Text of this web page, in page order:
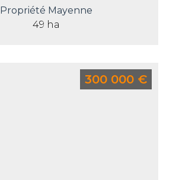
Propriété Mayenne
49 ha
300 000 €